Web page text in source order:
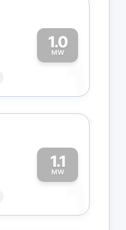
1.0
MW
1
1.1
MW
1